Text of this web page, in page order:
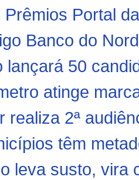
Prêmios Portal
Banco do
lançará 50
atinge
realiza 2ª
têm
leva susto, vira